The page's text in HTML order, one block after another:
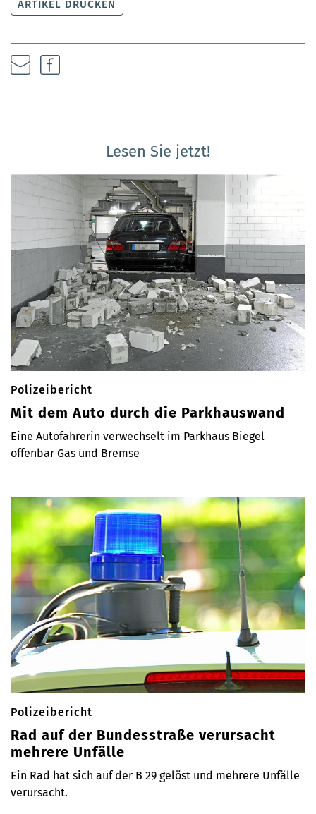
ARTIKEL DRUCKEN
Lesen Sie jetzt!
Polizeibericht
Mit dem Auto durch die Parkhauswand
Eine Autofahrerin verwechselt im Parkhaus Biegel
offenbar Gas und Bremse
Polizeibericht
Rad auf der Bundesstraße verursacht
mehrere Unfälle
Ein Rad hat sich auf der B 29 gelöst und mehrere Unfälle
verursacht.